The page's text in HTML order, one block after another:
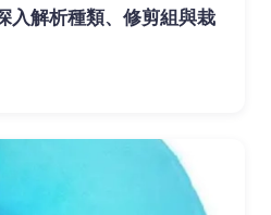
入解析種類、修剪組與栽